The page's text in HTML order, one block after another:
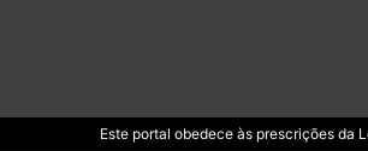
Este portal obedece às prescrições da